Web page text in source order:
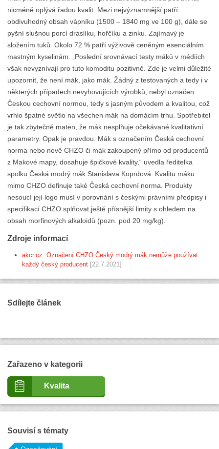
nicméně oplývá řadou kvalit. Mezi nejvýznamnější patří
obdivuhodný obsah vápníku (1500 – 1840 mg ve 100 g), dále se
pyšní slušnou porcí draslíku, hořčíku a zinku. Zajímavý je
složením tuků. Okolo 72 % patří výživově ceněným esenciálním
mastným kyselinám. „Poslední srovnávací testy máků v médiích
však nevyznívají pro tuto komoditu pozitivně. Zde je velmi důležité
upozornit, že není mák, jako mák. Žádný z testovaných a tedy i v
některých případech nevyhovujících výrobků, nebyl označen
Českou cechovní normou, tedy s jasným původem a kvalitou, což
vrhlo špatné světlo na všechen mák na domácím trhu. Spotřebitel
je tak zbytečně maten, že mák nesplňuje očekávané kvalitativní
parametry. Opak je pravdou. Mák s označením Česká cechovní
norma nebo nově CHZO či mák zakoupený přímo od producentů
z Makové mapy, dosahuje špičkové kvality,“ uvedla ředitelka
spolku Česká modrý mák Stanislava Koprdová. Kvalitu máku
mimo CHZO definuje také Česká cechovní norma. Produkty
nesoucí její logo musí v porovnání s českými právními předpisy i
specifikací CHZO splňovat ještě přísnější limity s ohledem na
obsah morfinových alkaloidů (pozn. pod 20 mg/kg).
Zdroje informací
akcr.cz: Označení CHZO Český modrý mák nemůže používat
každý český producent [22.7.2021]
Sdílejte článek
Zařazeno v kategorii
Kvalita
Souvisí s tématy